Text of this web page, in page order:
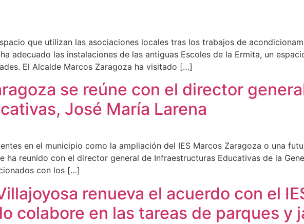
que utilizan las asociaciones locales tras los trabajos de
adecuado las instalaciones de las antiguas Escoles de la Ermita, un
El Alcalde Marcos Zaragoza ha visitado […]
se reúne con el director
José María Larena
en el municipio como la ampliación del IES Marcos Zaragoza o una
ha reunido con el director general de Infraestructuras Educativas de la
con los […]
renueva el acuerdo con el
colabore en las tareas de parques y